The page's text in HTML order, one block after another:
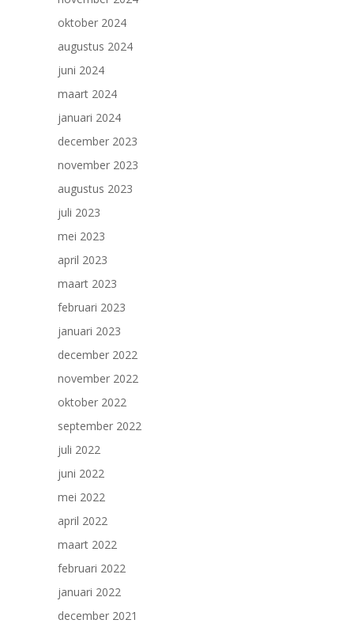
oktober 2024
augustus 2024
juni 2024
maart 2024
januari 2024
december 2023
november 2023
augustus 2023
juli 2023
mei 2023
april 2023
maart 2023
februari 2023
januari 2023
december 2022
november 2022
oktober 2022
september 2022
juli 2022
juni 2022
mei 2022
april 2022
maart 2022
februari 2022
januari 2022
december 2021